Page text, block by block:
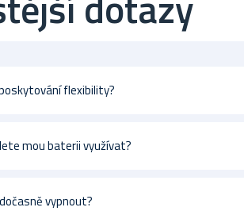
flexibility?
mou baterii využívat?
vypnout?